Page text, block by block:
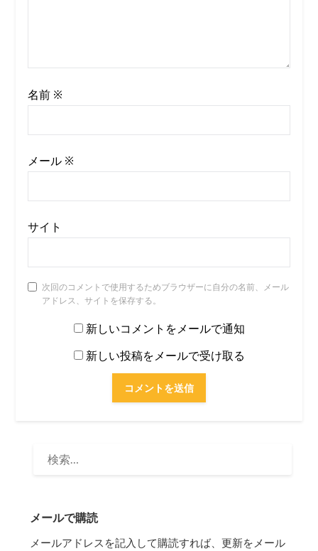
名前 ※
メール ※
サイト
次回のコメントで使用するためブラウザーに自分の名前、メール
アドレス、サイトを保存する。
新しいコメントをメールで通知
新しい投稿をメールで受け取る
メールで購読
メールアドレスを記入して購読すれば、更新をメール